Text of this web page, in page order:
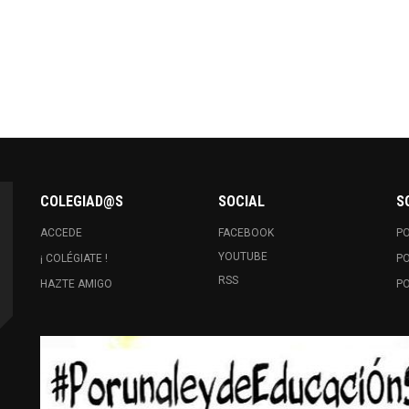
COLEGIAD@S
ACCEDE
¡ COLÉGIATE !
HAZTE AMIGO
SOCIAL
FACEBOOK
YOUTUBE
RSS